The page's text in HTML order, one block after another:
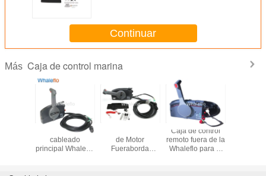
Continuar
Más Caja de control marina
Arnés de
cableado
principal Whaleflo
de Motor
Fueraborda
Caja de control
remoto fuera de la
Whaleflo para el